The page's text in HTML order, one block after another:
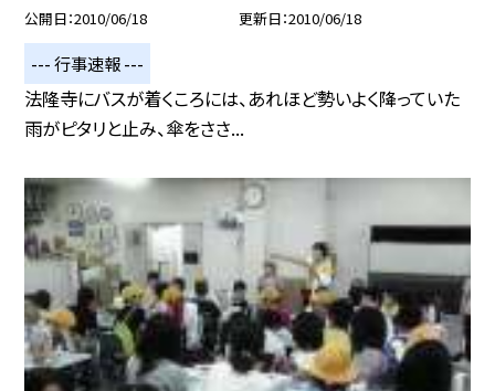
公開日 2010/06/18 更新日 2010/06/18
--- 行事速報 ---
法隆寺にバスが着くころには、あれほど勢いよく降っていた
雨がピタリと止み、傘をささ...